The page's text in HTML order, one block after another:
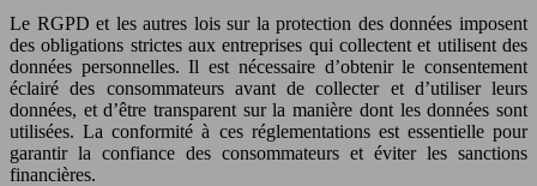
Le RGPD et les autres lois sur la protection des données imposent
des obligations strictes aux entreprises qui collectent et utilisent des
données personnelles. Il est nécessaire d’obtenir le consentement
éclairé des consommateurs avant de collecter et d’utiliser leurs
données, et d’être transparent sur la manière dont les données sont
utilisées. La conformité à ces réglementations est essentielle pour
garantir la confiance des consommateurs et éviter les sanctions
financières.